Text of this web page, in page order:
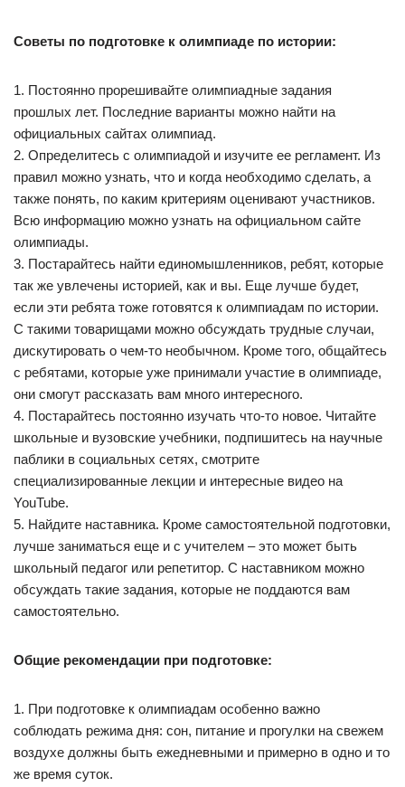
Советы по подготовке к олимпиаде по истории:
1. Постоянно прорешивайте олимпиадные задания
прошлых лет. Последние варианты можно найти на
официальных сайтах олимпиад.
2. Определитесь с олимпиадой и изучите ее регламент. Из
правил можно узнать, что и когда необходимо сделать, а
также понять, по каким критериям оценивают участников.
Всю информацию можно узнать на официальном сайте
олимпиады.
3. Постарайтесь найти единомышленников, ребят, которые
так же увлечены историей, как и вы. Еще лучше будет,
если эти ребята тоже готовятся к олимпиадам по истории.
С такими товарищами можно обсуждать трудные случаи,
дискутировать о чем-то необычном. Кроме того, общайтесь
с ребятами, которые уже принимали участие в олимпиаде,
они смогут рассказать вам много интересного.
4. Постарайтесь постоянно изучать что-то новое. Читайте
школьные и вузовские учебники, подпишитесь на научные
паблики в социальных сетях, смотрите
специализированные лекции и интересные видео на
YouTube.
5. Найдите наставника. Кроме самостоятельной подготовки,
лучше заниматься еще и с учителем – это может быть
школьный педагог или репетитор. С наставником можно
обсуждать такие задания, которые не поддаются вам
самостоятельно.
Общие рекомендации при подготовке:
1. При подготовке к олимпиадам особенно важно
соблюдать режима дня: сон, питание и прогулки на свежем
воздухе должны быть ежедневными и примерно в одно и то
же время суток.